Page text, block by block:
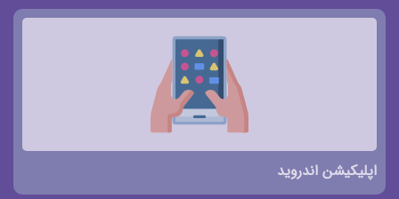
اپلیکیشن اندروید